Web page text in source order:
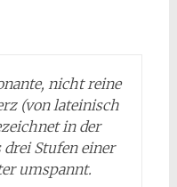
nicht reine
(von lateinisch
in der
Stufen einer
umspannt.